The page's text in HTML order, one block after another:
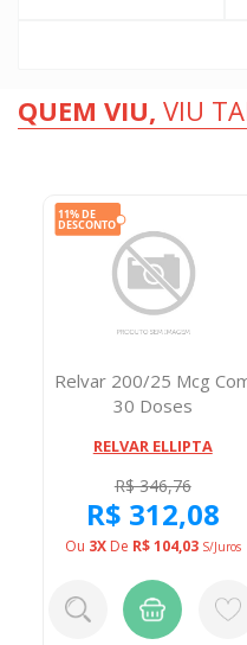
QUEM VIU, VIU
Relvar 200/25 Mcg
30 Doses
RELVAR ELLIPTA
R$ 346,76
R$ 312,08
Ou 3XDe R$ 104,03 S/juros